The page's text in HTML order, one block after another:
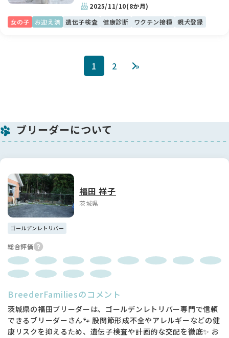
2025/11/10(8か月)
女の子
お迎え済 遺伝子検査 健康診断 ワクチン接種 親犬登録
1 2 »
ブリーダーについて
福田 祥子
茨城県
ゴールデンレトリバー
総合評価
BreederFamiliesのコメント
茨城県の福田ブリーダーは、ゴールデンレトリバー専門で信頼
できるブリーダーさん🐾 股関節形成不全やアレルギーなどの健
康リスクを抑えるため、遺伝子検査や計画的な交配を徹底✨ お